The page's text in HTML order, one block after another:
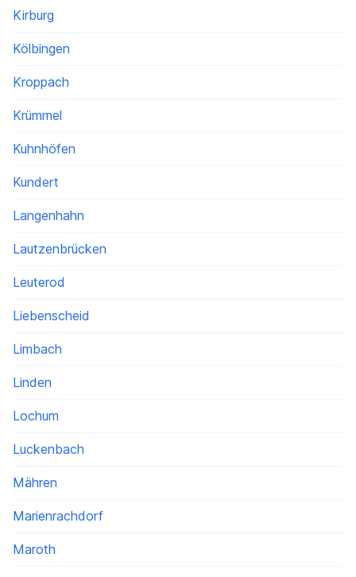
Kirburg
Kölbingen
Kroppach
Krümmel
Kuhnhöfen
Kundert
Langenhahn
Lautzenbrücken
Leuterod
Liebenscheid
Limbach
Linden
Lochum
Luckenbach
Mähren
Marienrachdorf
Maroth